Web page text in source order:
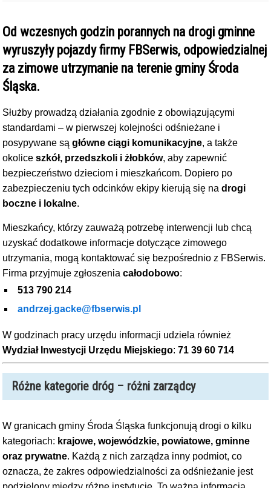
Od wczesnych godzin porannych na drogi gminne
wyruszyły pojazdy firmy FBSerwis, odpowiedzialnej
za zimowe utrzymanie na terenie gminy Środa
Śląska.
Służby prowadzą działania zgodnie z obowiązującymi
standardami – w pierwszej kolejności odśnieżane i
posypywane sągłówne ciągi komunikacyjne, a także
okoliceszkół, przedszkoli i żłobków, aby zapewnić
bezpieczeństwo dzieciom i mieszkańcom. Dopiero po
zabezpieczeniu tych odcinków ekipy kierują się nadrogi
boczne i lokalne.
Mieszkańcy, którzy zauważą potrzebę interwencji lub chcą
uzyskać dodatkowe informacje dotyczące zimowego
utrzymania, mogą kontaktować się bezpośrednio z FBSerwis.
Firma przyjmuje zgłoszeniacałodobowo:
513 790 214
andrzej.gacke@fbserwis.pl
W godzinach pracy urzędu informacji udziela również
Wydział Inwestycji Urzędu Miejskiego:71 39 60 714
Różne kategorie dróg – różni zarządcy
W granicach gminy Środa Śląska funkcjonują drogi o kilku
kategoriach: krajowe, wojewódzkie, powiatowe, gminne
oraz prywatne. Każdą z nich zarządza inny podmiot, co
oznacza, że zakres odpowiedzialności za odśnieżanie jest